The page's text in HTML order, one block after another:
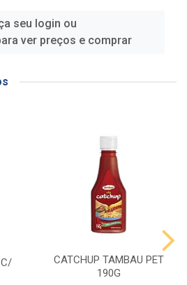
seu login ou
ver preços e comprar
C/
CATCHUP TAMBAU PET
190G